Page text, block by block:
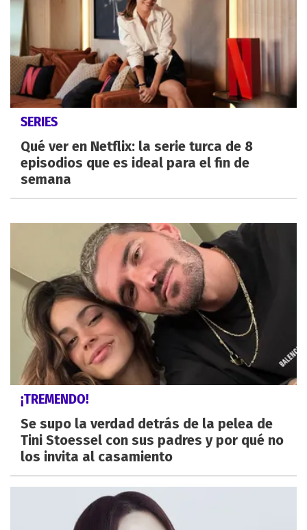
SERIES
Qué ver en Netflix: la serie turca de 8
episodios que es ideal para el fin de
semana
¡TREMENDO!
Se supo la verdad detrás de la pelea de
Tini Stoessel con sus padres y por qué no
los invita al casamiento